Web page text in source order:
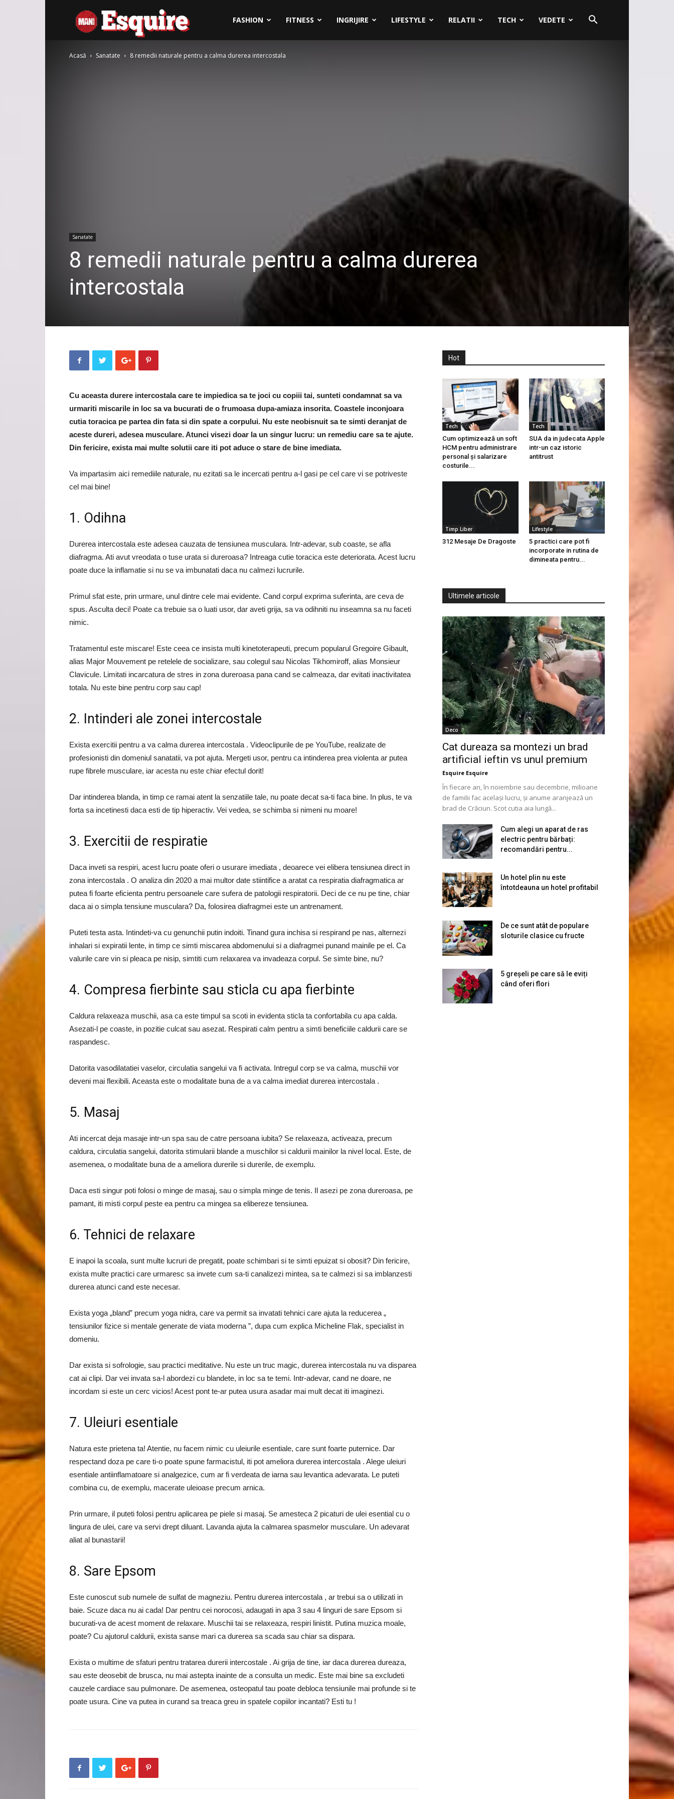
FASHION FITNESS INGRIJIRE LIFESTYLE RELATII TECH VEDETE
Acasă Sanatate 8 remedii naturale pentru a calma durerea intercostala
Sanatate
8 remedii naturale pentru a calma durerea
intercostala
Cu aceasta durere intercostala care te impiedica sa te joci cu copiii tai, sunteti condamnat sa va
urmariti miscarile in loc sa va bucurati de o frumoasa dupa-amiaza insorita. Coastele inconjoara
cutia toracica pe partea din fata si din spate a corpului. Nu este neobisnuit sa te simti deranjat de
aceste dureri, adesea musculare. Atunci visezi doar la un singur lucru: un remediu care sa te ajute.
Din fericire, exista mai multe solutii care iti pot aduce o stare de bine imediata.
Va impartasim aici remediile naturale, nu ezitati sa le incercati pentru a-l gasi pe cel care vi se potriveste
cel mai bine!
1. Odihna
Durerea intercostala este adesea cauzata de tensiunea musculara. Intr-adevar, sub coaste, se afla
diafragma. Ati avut vreodata o tuse urata si dureroasa? Intreaga cutie toracica este deteriorata. Acest lucru
poate duce la inflamatie si nu se va imbunatati daca nu calmezi lucrurile.
Primul sfat este, prin urmare, unul dintre cele mai evidente. Cand corpul exprima suferinta, are ceva de
spus. Asculta deci! Poate ca trebuie sa o luati usor, dar aveti grija, sa va odihniti nu inseamna sa nu faceti
nimic.
Tratamentul este miscare! Este ceea ce insista multi kinetoterapeuti, precum popularul Gregoire Gibault,
alias Major Mouvement pe retelele de socializare, sau colegul sau Nicolas Tikhomiroff, alias Monsieur
Clavicule. Limitati incarcatura de stres in zona dureroasa pana cand se calmeaza, dar evitati inactivitatea
totala. Nu este bine pentru corp sau cap!
2. Intinderi ale zonei intercostale
Exista exercitii pentru a va calma durerea intercostala . Videoclipurile de pe YouTube, realizate de
profesionisti din domeniul sanatatii, va pot ajuta. Mergeti usor, pentru ca intinderea prea violenta ar putea
rupe fibrele musculare, iar acesta nu este chiar efectul dorit!
Dar intinderea blanda, in timp ce ramai atent la senzatiile tale, nu poate decat sa-ti faca bine. In plus, te va
forta sa incetinesti daca esti de tip hiperactiv. Vei vedea, se schimba si nimeni nu moare!
3. Exercitii de respiratie
Daca inveti sa respiri, acest lucru poate oferi o usurare imediata , deoarece vei elibera tensiunea direct in
zona intercostala . O analiza din 2020 a mai multor date stiintifice a aratat ca respiratia diafragmatica ar
putea fi foarte eficienta pentru persoanele care sufera de patologii respiratorii. Deci de ce nu pe tine, chiar
daca ai o simpla tensiune musculara? Da, folosirea diafragmei este un antrenament.
Puteti testa asta. Intindeti-va cu genunchii putin indoiti. Tinand gura inchisa si respirand pe nas, alternezi
inhalari si expiratii lente, in timp ce simti miscarea abdomenului si a diafragmei punand mainile pe el. Ca
valurile care vin si pleaca pe nisip, simtiti cum relaxarea va invadeaza corpul. Se simte bine, nu?
4. Compresa fierbinte sau sticla cu apa fierbinte
Caldura relaxeaza muschii, asa ca este timpul sa scoti in evidenta sticla ta confortabila cu apa calda.
Asezati-l pe coaste, in pozitie culcat sau asezat. Respirati calm pentru a simti beneficiile caldurii care se
raspandesc.
Datorita vasodilatatiei vaselor, circulatia sangelui va fi activata. Intregul corp se va calma, muschii vor
deveni mai flexibili. Aceasta este o modalitate buna de a va calma imediat durerea intercostala .
5. Masaj
Ati incercat deja masaje intr-un spa sau de catre persoana iubita? Se relaxeaza, activeaza, precum
caldura, circulatia sangelui, datorita stimularii blande a muschilor si caldurii mainilor la nivel local. Este, de
asemenea, o modalitate buna de a ameliora durerile si durerile, de exemplu.
Daca esti singur poti folosi o minge de masaj, sau o simpla minge de tenis. Il asezi pe zona dureroasa, pe
pamant, iti misti corpul peste ea pentru ca mingea sa elibereze tensiunea.
6. Tehnici de relaxare
E inapoi la scoala, sunt multe lucruri de pregatit, poate schimbari si te simti epuizat si obosit? Din fericire,
exista multe practici care urmaresc sa invete cum sa-ti canalizezi mintea, sa te calmezi si sa imblanzesti
durerea atunci cand este necesar.
Exista yoga „bland” precum yoga nidra, care va permit sa invatati tehnici care ajuta la reducerea „
tensiunilor fizice si mentale generate de viata moderna ”, dupa cum explica Micheline Flak, specialist in
domeniu.
Dar exista si sofrologie, sau practici meditative. Nu este un truc magic, durerea intercostala nu va disparea
cat ai clipi. Dar vei invata sa-l abordezi cu blandete, in loc sa te temi. Intr-adevar, cand ne doare, ne
incordam si este un cerc vicios! Acest pont te-ar putea usura asadar mai mult decat iti imaginezi.
7. Uleiuri esentiale
Natura este prietena ta! Atentie, nu facem nimic cu uleiurile esentiale, care sunt foarte puternice. Dar
respectand doza pe care ti-o poate spune farmacistul, iti pot ameliora durerea intercostala . Alege uleiuri
esentiale antiinflamatoare si analgezice, cum ar fi verdeata de iarna sau levantica adevarata. Le puteti
combina cu, de exemplu, macerate uleioase precum arnica.
Prin urmare, il puteti folosi pentru aplicarea pe piele si masaj. Se amesteca 2 picaturi de ulei esential cu o
lingura de ulei, care va servi drept diluant. Lavanda ajuta la calmarea spasmelor musculare. Un adevarat
aliat al bunastarii!
8. Sare Epsom
Este cunoscut sub numele de sulfat de magneziu. Pentru durerea intercostala , ar trebui sa o utilizati in
baie. Scuze daca nu ai cada! Dar pentru cei norocosi, adaugati in apa 3 sau 4 linguri de sare Epsom si
bucurati-va de acest moment de relaxare. Muschii tai se relaxeaza, respiri linistit. Putina muzica moale,
poate? Cu ajutorul caldurii, exista sanse mari ca durerea sa scada sau chiar sa dispara.
Exista o multime de sfaturi pentru tratarea durerii intercostale . Ai grija de tine, iar daca durerea dureaza,
sau este deosebit de brusca, nu mai astepta inainte de a consulta un medic. Este mai bine sa excludeti
cauzele cardiace sau pulmonare. De asemenea, osteopatul tau poate debloca tensiunile mai profunde si te
poate usura. Cine va putea in curand sa treaca greu in spatele copiilor incantati? Esti tu !
Hot
Tech
Cum optimizează un soft
HCM pentru administrare
personal și salarizare
costurile...
Tech
SUA da in judecata Apple
intr-un caz istoric
antitrust
Timp Liber
312 Mesaje De Dragoste
Lifestyle
5 practici care pot fi
incorporate in rutina de
dimineata pentru...
Ultimele articole
Deco
Cat dureaza sa montezi un brad
artificial ieftin vs unul premium
Esquire Esquire
În fiecare an, în noiembrie sau decembrie, milioane
de familii fac același lucru, și anume aranjează un
brad de Crăciun. Scot cutia aia lungă...
Cum alegi un aparat de ras
electric pentru bărbați:
recomandări pentru...
Un hotel plin nu este
întotdeauna un hotel profitabil
De ce sunt atât de populare
sloturile clasice cu fructe
5 greșeli pe care să le eviți
când oferi flori